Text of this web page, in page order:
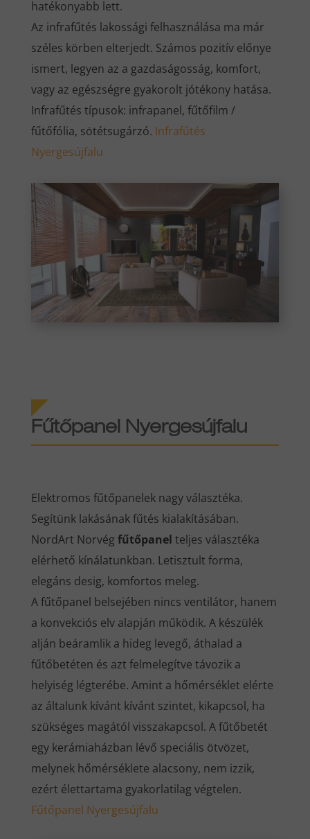
hatékonyabb lett.
Az infrafűtés lakossági felhasználása ma már
széles körben elterjedt. Számos pozitív előnye
ismert, legyen az a gazdaságosság, komfort,
vagy az egészségre gyakorolt jótékony hatása.
Infrafűtés típusok: infrapanel, fűtőfilm /
fűtőfólia, sötétsugárzó. Infrafűtés
Nyergesújfalu
Fűtőpanel Nyergesújfalu
Elektromos fűtőpanelek nagy választéka.
Segítünk lakásának fűtés kialakításában.
NordArt Norvég fűtőpanel teljes választéka
elérhető kínálatunkban. Letisztult forma,
elegáns desig, komfortos meleg.
A fűtőpanel belsejében nincs ventilátor, hanem
a konvekciós elv alapján működik. A készülék
alján beáramlik a hideg levegő, áthalad a
fűtőbetéten és azt felmelegítve távozik a
helyiség légterébe. Amint a hőmérséklet elérte
az általunk kívánt kívánt szintet, kikapcsol, ha
szükséges magától visszakapcsol. A fűtőbetét
egy kerámiaházban lévő speciális ötvözet,
melynek hőmérséklete alacsony, nem izzik,
ezért élettartama gyakorlatilag végtelen.
Fűtőpanel Nyergesújfalu